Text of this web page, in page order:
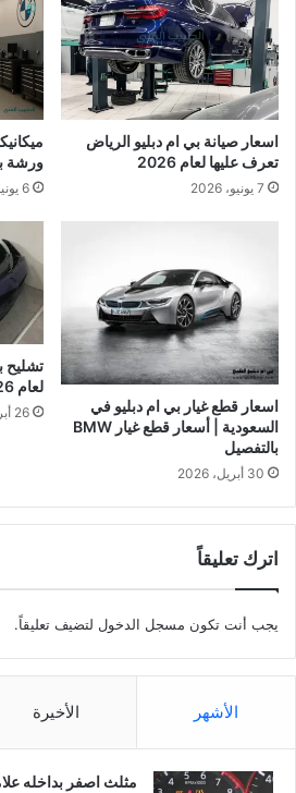
اسعار صيانة بي ام دبليو الرياض
تعرف عليها لعام 2026
7 يونيو، 2026
ورشة بي
6 يونيو، 2026
اسعار قطع غيار بي ام دبليو في
السعودية | أسعار قطع غيار BMW
بالتفصيل
30 أبريل، 2026
تشليح
لعام 2026
26 أبريل، 2026
اترك تعليقاً
يجب أنت تكون مسجل الدخول لتضيف تعليقاً.
الأشهر الأخيرة
مثلث اصفر بداخله